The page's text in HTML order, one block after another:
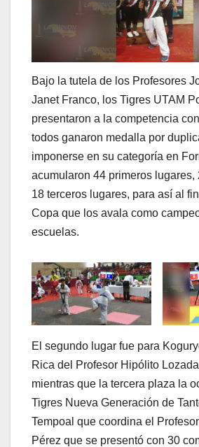
Bajo la tutela de los Profesores
Janet Franco, los Tigres UTAM
presentaron a la competencia
todos ganaron medalla por
imponerse en su categoría en
acumularon 44 primeros lugares,
18 terceros lugares, para así al
Copa que los avala como
escuelas.
El segundo lugar fue para
Rica del Profesor Hipólito
mientras que la tercera plaza la
Tigres Nueva Generación de
Tempoal que coordina el
Pérez que se presentó con 30